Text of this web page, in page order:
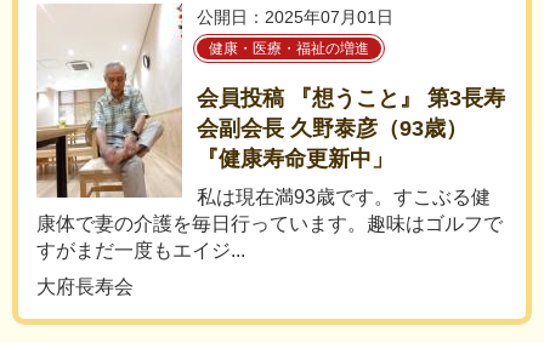
公開日：2025年07月01日
健康・医療・福祉の増進
会員投稿 『想うこと』 第3長寿
会副会長 久野泰彦（93歳）
『健康寿命更新中」
私は現在満93歳です。すこぶる健
康体で妻の介護を毎日行っています。趣味はゴルフで
すがまだ一度もエイジ...
大府長寿会